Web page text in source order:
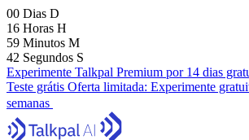
00 Dias D
16 Horas H
59 Minutos M
41 Segundos S
Experimente Talkpal Premium por 14 dias
Teste grátis Oferta limitada: Experimente
semanas